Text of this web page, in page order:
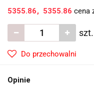
5355.86 5355.86 cena
szt.
Do przechowalni
Opinie